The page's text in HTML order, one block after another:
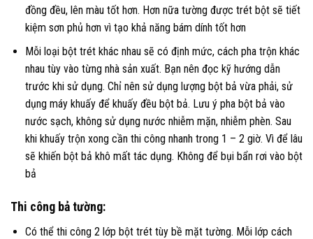
đồng đều, lên màu tốt hơn. Hơn nữa tường được trét bột sẽ tiết
kiệm sơn phủ hơn vì tạo khả năng bám dính tốt hơn
Mỗi loại bột trét khác nhau sẽ có định mức, cách pha trộn khác
nhau tùy vào từng nhà sản xuất. Bạn nên đọc kỹ hướng dẫn
trước khi sử dụng. Chỉ nên sử dụng lượng bột bả vừa phải, sử
dụng máy khuấy để khuấy đều bột bả. Lưu ý pha bột bả vào
nước sạch, không sử dụng nước nhiễm mặn, nhiễm phèn. Sau
khi khuấy trộn xong cần thi công nhanh trong 1 – 2 giờ. Vì để lâu
sẽ khiến bột bả khô mất tác dụng. Không để bụi bẩn rơi vào bột
bả
Thi công bả tường:
Có thể thi công 2 lớp bột trét tùy bề mặt tường. Mỗi lớp cách